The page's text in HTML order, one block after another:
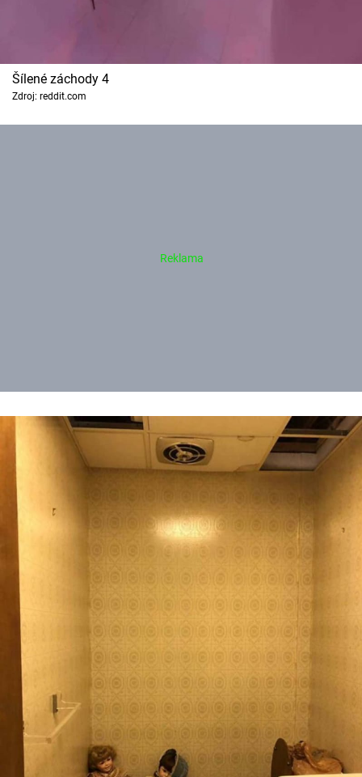
Šílené záchody 4
Zdroj: reddit.com